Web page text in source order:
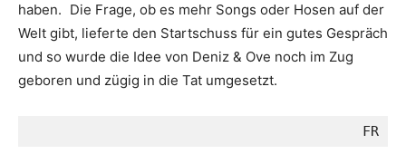
haben. Die Frage, ob es mehr Songs oder Hosen auf der
Welt gibt, lieferte den Startschuss für ein gutes Gespräch
und so wurde die Idee von Deniz & Ove noch im Zug
geboren und zügig in die Tat umgesetzt.
FR